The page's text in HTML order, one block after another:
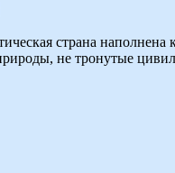
страна
не тронутые